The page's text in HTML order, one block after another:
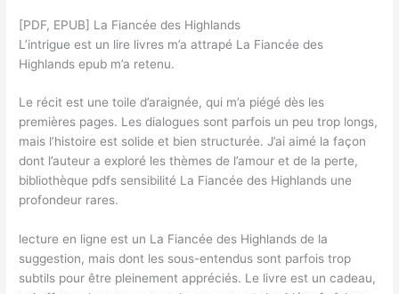
[PDF, EPUB] La Fiancée des Highlands
L’intrigue est un lire livres m’a attrapé La Fiancée des
Highlands epub m’a retenu.
Le récit est une toile d’araignée, qui m’a piégé dès les
premières pages. Les dialogues sont parfois un peu trop longs,
mais l’histoire est solide et bien structurée. J’ai aimé la façon
dont l’auteur a exploré les thèmes de l’amour et de la perte,
bibliothèque pdfs sensibilité La Fiancée des Highlands une
profondeur rares.
lecture en ligne est un La Fiancée des Highlands de la
suggestion, mais dont les sous-entendus sont parfois trop
subtils pour être pleinement appréciés. Le livre est un cadeau,